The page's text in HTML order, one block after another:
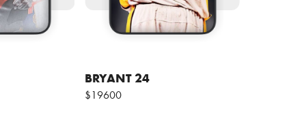
BRYANT 24
$19600